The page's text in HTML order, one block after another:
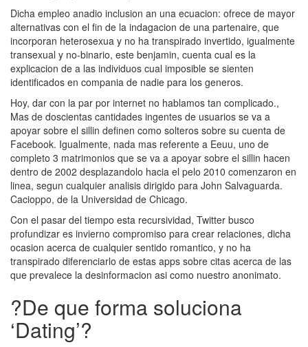
Dicha empleo anadio inclusion an una ecuacion: ofrece de mayor
alternativas con el fin de la indagacion de una partenaire, que
incorporan heterosexua y no ha transpirado invertido, igualmente
transexual y no-binario, este benjamin, cuenta cual es la
explicacion de a las individuos cual imposible se sienten
identificados en compania de nadie para los generos.
Hoy, dar con la par por internet no hablamos tan complicado.,
Mas de doscientas cantidades ingentes de usuarios se va a
apoyar sobre el silli­n definen como solteros sobre su cuenta de
Facebook. Igualmente, nada mas referente a Eeuu, uno de
completo 3 matrimonios que se va a apoyar sobre el silli­n hacen
dentro de 2002 desplazandolo hacia el pelo 2010 comenzaron en
linea, segun cualquier analisis dirigido para John Salvaguarda.
Cacioppo, de la Universidad de Chicago.
Con el pasar del tiempo esta recursividad, Twitter busco
profundizar es invierno compromiso para crear relaciones, dicha
ocasion acerca de cualquier sentido romantico, y no ha
transpirado diferenciarlo de estas apps sobre citas acerca de las
que prevalece la desinformacion asi­ como nuestro anonimato.
?De que forma soluciona
‘Dating’?